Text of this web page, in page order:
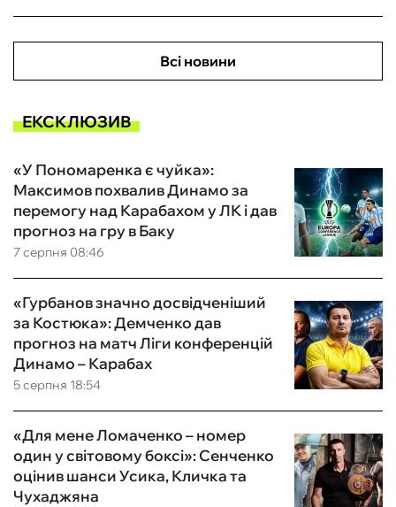
Всі новини
ЕКСКЛЮЗИВ
7 серпня 08:46
«У Пономаренка є чуйка»:
Максимов похвалив Динамо за
перемогу над Карабахом у ЛК і дав
прогноз на гру в Баку
5 серпня 18:54
«Гурбанов значно досвідченіший
за Костюка»: Демченко дав
прогноз на матч Ліги конференцій
Динамо – Карабах
«Для мене Ломаченко – номер
один у світовому боксі»: Сенченко
оцінив шанси Усика, Кличка та
Чухаджяна